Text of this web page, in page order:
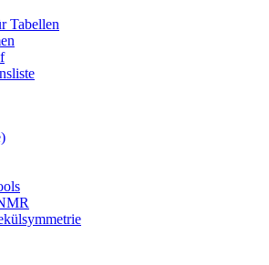
Tabellen